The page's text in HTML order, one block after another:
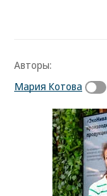
Авторы:
Мария Котова